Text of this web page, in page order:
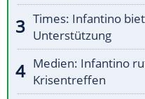
Times: Infantino
Unterstützung
Medien: Infantino
Krisentreffen